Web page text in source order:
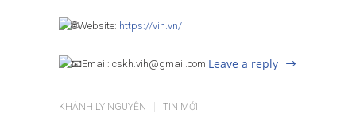
Website: https://vih.vn/
Email: cskh.vih@gmail.com Leave a reply
KHÁNH LY NGUYỄN TIN MỚI